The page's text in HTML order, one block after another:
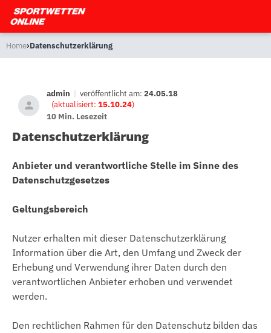
Home›Datenschutzerklärung
admin | veröffentlicht am: 24.05.18
(aktualisiert: 15.10.24)
10 Min. Lesezeit
Datenschutzerklärung
Anbieter und verantwortliche Stelle im Sinne des
Datenschutzgesetzes
Geltungsbereich
Nutzer erhalten mit dieser Datenschutzerklärung
Information über die Art, den Umfang und Zweck der
Erhebung und Verwendung ihrer Daten durch den
verantwortlichen Anbieter erhoben und verwendet
werden.
Den rechtlichen Rahmen für den Datenschutz bilden das